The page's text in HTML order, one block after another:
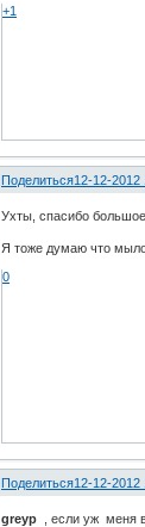
+1
Поделиться12-12-2012
Ухты, спасибо
Я тоже думаю что мыло
0
Поделиться12-12-2012
greyp , если уж меня